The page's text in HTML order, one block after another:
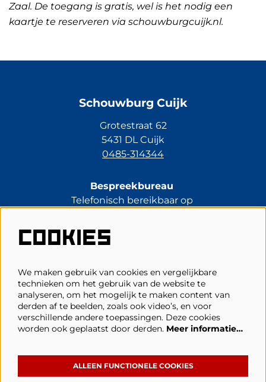
Zaal. De toegang is gratis, wel is het nodig een
kaartje te reserveren via schouwburgcuijk.nl.
Schouwburg Cuijk
Grotestraat 62
5431 DL Cuijk
0485-314344
Bespreekbureau
Telefonisch bereikbaar op
0485-314344
kassa@schouwburgcuijk.nl
Veelgestelde vragen
Zaalplattegronden
Privacy, cookies & voorwaarden
COOKIES
We maken gebruik van cookies en vergelijkbare
technieken om het gebruik van de website te
analyseren, om het mogelijk te maken content van
derden af te beelden, zoals ook video’s, en voor
verschillende andere toepassingen. Deze cookies
worden ook geplaatst door derden. Meer informatie…
ALLEEN FUNCTIONELE COOKIES